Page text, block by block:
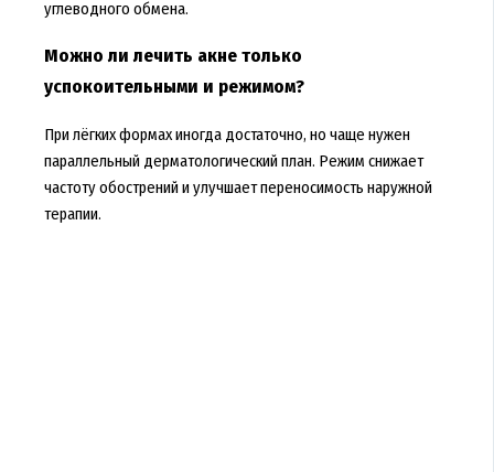
углеводного обмена.
Можно ли лечить акне только
успокоительными и режимом?
При лёгких формах иногда достаточно, но чаще нужен
параллельный дерматологический план. Режим снижает
частоту обострений и улучшает переносимость наружной
терапии.